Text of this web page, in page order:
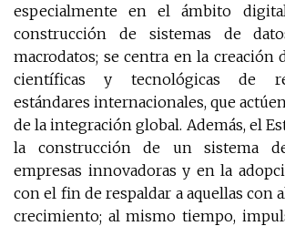
especialmente en el ámbito
construcción de sistemas de
macrodatos; se centra en la creación
científicas y tecnológicas de
estándares internacionales, que
de la integración global. Además, el
la construcción de un sistema
empresas innovadoras y en la
con el fin de respaldar a aquellas con
crecimiento; al mismo tiempo,